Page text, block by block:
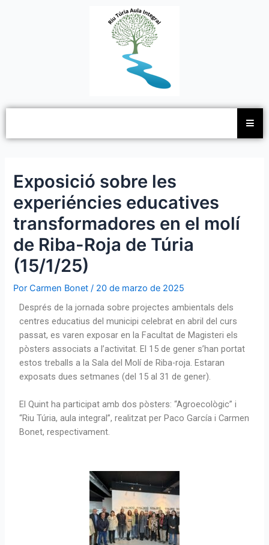
Exposició sobre les
experiéncies educatives
transformadores en el molí
de Riba-Roja de Túria
(15/1/25)
PorCarmen Bonet/ 20 de marzo de 2025
Després de la jornada sobre projectes ambientals dels
centres educatius del municipi celebrat en abril del curs
passat, es varen exposar en la Facultat de Magisteri els
pòsters associats a l’activitat. El 15 de gener s’han portat
estos treballs a la Sala del Molí de Riba-roja. Estaran
exposats dues setmanes (del 15 al 31 de gener).
El Quint ha participat amb dos pòsters: “Agroecològic” i
“Riu Túria, aula integral”, realitzat per Paco García i Carmen
Bonet, respectivament.